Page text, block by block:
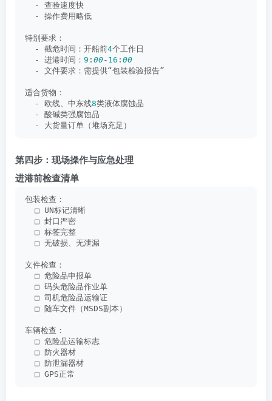
  - 查验速度快
  - 操作费用略低
特别要求：
  - 截危时间：开船前
4个工作日
  - 进港时间：
9 : 00- 16 : 00
  - 文件要求：需提供“包装检验报告”
适合货物：
  - 欧线、中东线
8类液体腐蚀品
  - 酸碱类强腐蚀品
  - 大货量订单（堆场充足）
第四步：现场操作与应急处理
进港前检查清单
包装检查：
  □ UN标记清晰
  □ 封口严密
  □ 标签完整
  □ 无破损、无泄漏
文件检查：
  □ 危险品申报单
  □ 码头危险品作业单
  □ 司机危险品运输证
  □ 随车文件（MSDS副本）
车辆检查：
  □ 危险品运输标志
  □ 防火器材
  □ 防泄漏器材
  □ GPS正常